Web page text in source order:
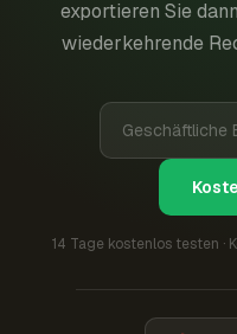
exportieren Sie
wiederkehrende
14 Tage kostenlos testen ·